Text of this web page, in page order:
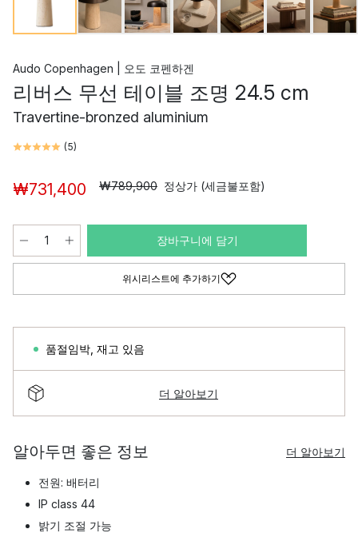
Audo Copenhagen | 오도 코펜하겐
리버스 무선 테이블 조명 24.5 cm
Travertine-bronzed aluminium
(5)
₩731,400 ₩789,900 정상가 (세금불포함)
장바구니에 담기
위시리스트에 추가하기
품절임박 재고 있음
더 알아보기
알아두면 좋은 정보 더 알아보기
전원: 배터리
IP class 44
밝기 조절 가능